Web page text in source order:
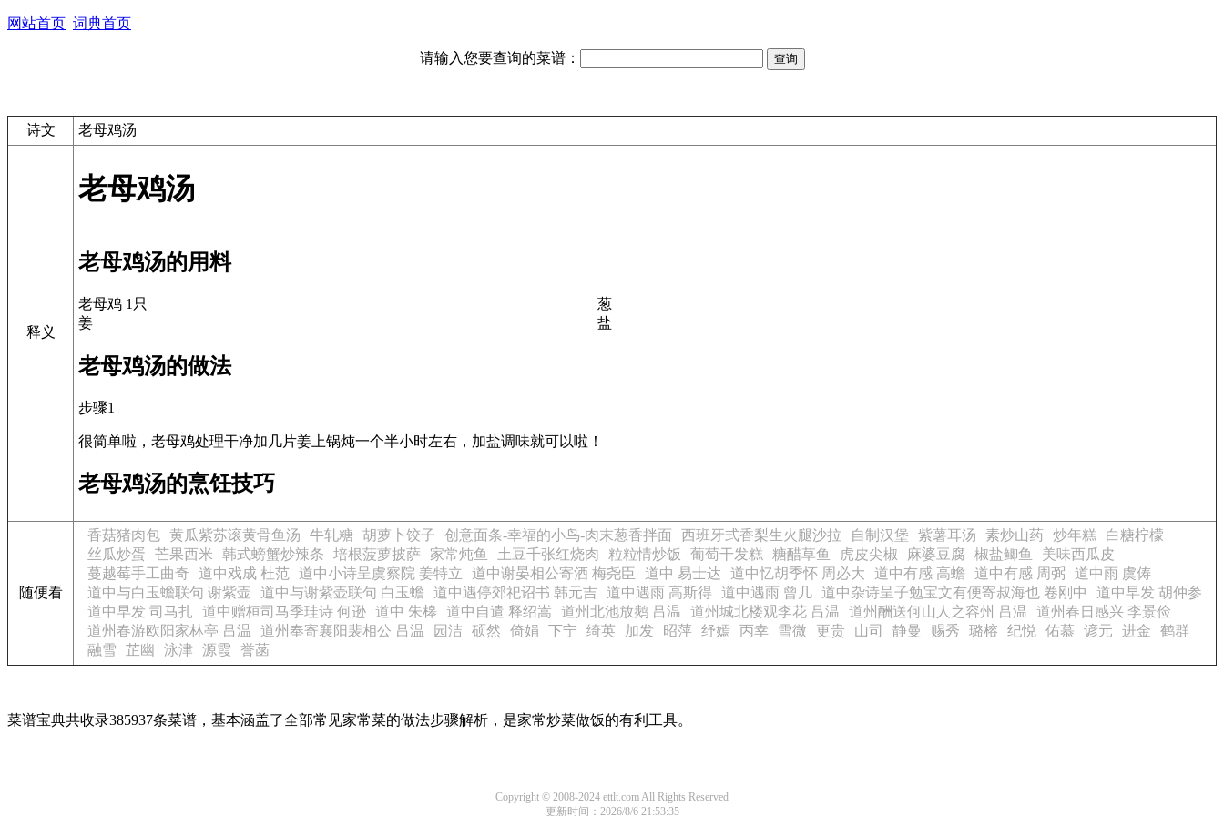
网站首页 词典首页
请输入您要查询的菜谱：
诗文 老母鸡汤
释义
老母鸡汤
老母鸡汤的用料
老母鸡 1只
葱
姜
盐
老母鸡汤的做法
步骤1
很简单啦，老母鸡处理干净加几片姜上锅炖一个半小时左右，加盐调味就可以啦！
老母鸡汤的烹饪技巧
随便看
香菇猪肉包 黄瓜紫苏滚黄骨鱼汤 牛轧糖 胡萝卜饺子 创意面条-幸福的小鸟-肉末葱香拌面 西班牙式香梨生火腿沙拉 自制汉堡 紫薯耳汤 素炒山药 炒年糕
白糖柠檬
丝瓜炒蛋
芒果西米 韩式螃蟹炒辣条 培根菠萝披萨 家常炖鱼 土豆千张红烧肉 粒粒情炒饭 葡萄干发糕 糖醋草鱼 虎皮尖椒 麻婆豆腐 椒盐鲫鱼
美味西瓜皮
蔓越莓手工曲奇
道中戏成 杜范 道中小诗呈虞察院 姜特立 道中谢晏相公寄酒 梅尧臣 道中 易士达 道中忆胡季怀 周必大 道中有感 高蟾 道中有感 周弼
道中雨 虞俦
道中与白玉蟾联句 谢紫壶
道中与谢紫壶联句 白玉蟾 道中遇停郊祀诏书 韩元吉 道中遇雨 高斯得 道中遇雨 曾几 道中杂诗呈子勉宝文有便寄叔海也 卷刚中
道中早发 胡仲参
道中早发 司马扎
道中赠桓司马季珪诗 何逊 道中 朱槔 道中自遣 释绍嵩 道州北池放鹅 吕温 道州城北楼观李花 吕温 道州酬送何山人之容州 吕温
道州春日感兴 李景俭
道州春游欧阳家林亭 吕温
道州奉寄襄阳裴相公 吕温 园洁 硕然 倚娟 下宁 绮英 加发 昭萍 纾嫣 丙幸 雪微 更贵 山司 静曼 赐秀 璐榕 纪悦 佑慕 谚元 进金
鹤群
融雪
芷幽 泳津 源霞 誉菡
菜谱宝典共收录385937条菜谱，基本涵盖了全部常见家常菜的做法步骤解析，是家常炒菜做饭的有利工具。
Copyright © 2008-2024 ettlt.com All Rights Reserved
更新时间：2026/8/6 21:53:35